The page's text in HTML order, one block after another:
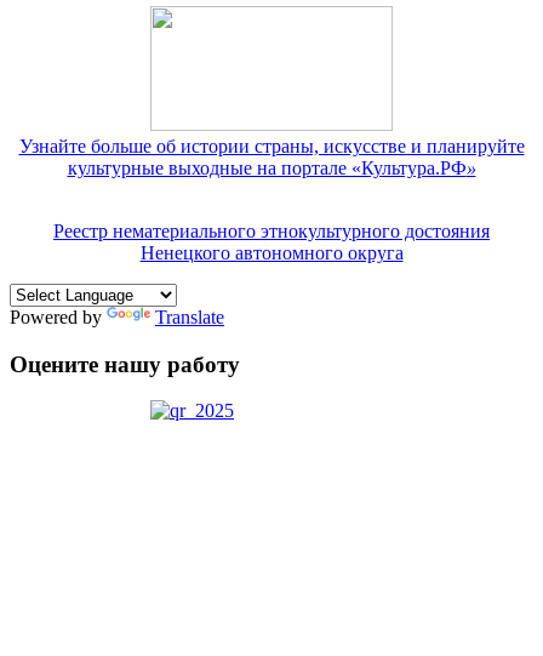
Узнайте больше об истории страны, искусстве и планируйте
культурные выходные на портале «Культура.РФ»
Реестр нематериального этнокультурного достояния
Ненецкого автономного округа
Powered by Translate
Оцените нашу работу